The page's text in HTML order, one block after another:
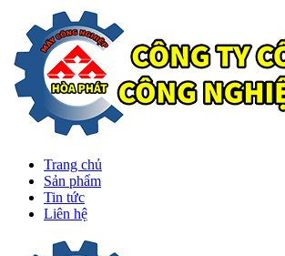
Trang chủ
Sản phẩm
Tin tức
Liên hệ